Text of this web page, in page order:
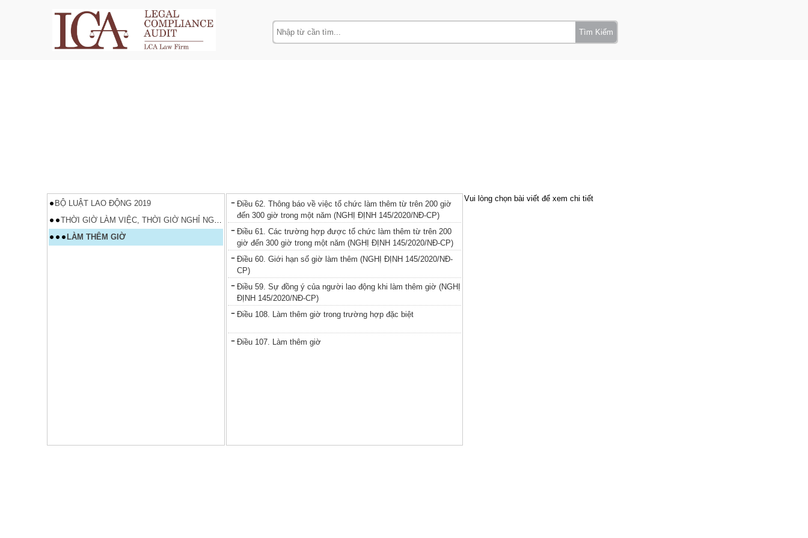
Tìm Kiếm
BỘ LUẬT LAO ĐỘNG 2019
THỜI GIỜ LÀM VIỆC, THỜI GIỜ NGHỈ NGƠI
LÀM THÊM GIỜ
Điều 62. Thông báo về việc tổ chức làm thêm từ trên 200 giờ
đến 300 giờ trong một năm (NGHỊ ĐỊNH 145/2020/NĐ-CP)
Điều 61. Các trường hợp được tổ chức làm thêm từ trên 200
giờ đến 300 giờ trong một năm (NGHỊ ĐỊNH 145/2020/NĐ-CP)
Điều 60. Giới hạn số giờ làm thêm (NGHỊ ĐỊNH 145/2020/NĐ-
CP)
Điều 59. Sự đồng ý của người lao động khi làm thêm giờ (NGHỊ
ĐỊNH 145/2020/NĐ-CP)
Điều 108. Làm thêm giờ trong trường hợp đặc biệt
Điều 107. Làm thêm giờ
Vui lòng chọn bài viết để xem chi tiết